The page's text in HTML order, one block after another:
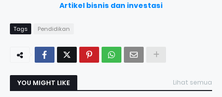
Artikel bisnis dan investasi
Tags Pendidikan
YOU MIGHT LIKE Lihat semua